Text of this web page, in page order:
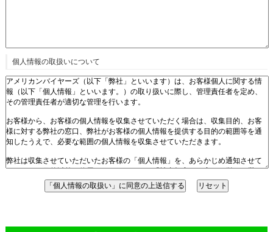
個人情報の取扱いについて